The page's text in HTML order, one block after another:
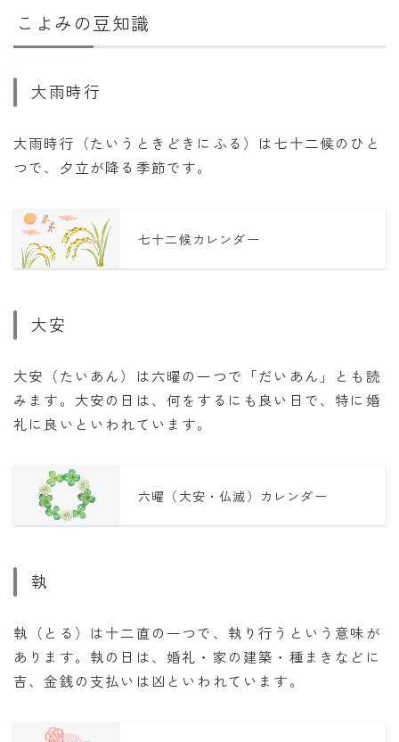
こよみの豆知識
大雨時行
大雨時行（たいうときどきにふる）は七十二候のひと
つで、夕立が降る季節です。
七十二候カレンダー
大安
大安（たいあん）は六曜の一つで「だいあん」とも読
みます。大安の日は、何をするにも良い日で、特に婚
礼に良いといわれています。
六曜（大安・仏滅）カレンダー
執
執（とる）は十二直の一つで、執り行うという意味が
あります。執の日は、婚礼・家の建築・種まきなどに
吉、金銭の支払いは凶といわれています。